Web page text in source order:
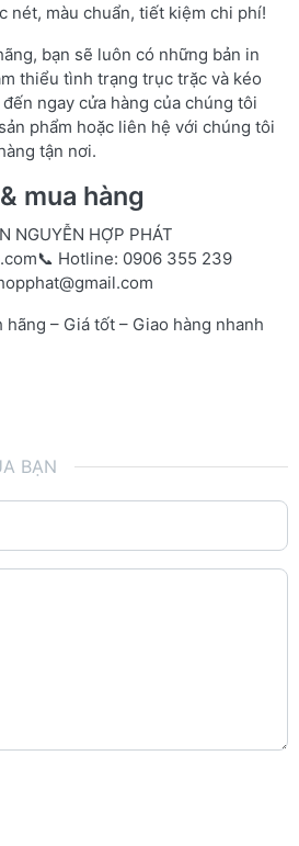
nét, màu chuẩn, tiết kiệm chi phí!
bạn sẽ luôn có những bản in
thiểu tình trạng trục trặc và kéo
ngay cửa hàng của chúng tôi
phẩm hoặc liên hệ với chúng tôi
tận nơi.
mua hàng
NGUYỄN HỢP PHÁT
📞 Hotline: 0906 355 239
– Giá tốt – Giao hàng nhanh
BẠN